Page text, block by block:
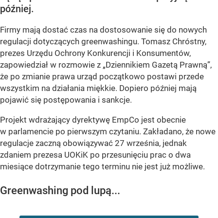
później.
Firmy mają dostać czas na dostosowanie się do nowych
regulacji dotyczących greenwashingu. Tomasz Chróstny,
prezes Urzędu Ochrony Konkurencji i Konsumentów,
zapowiedział w rozmowie z „Dziennikiem Gazetą Prawną”,
że po zmianie prawa urząd początkowo postawi przede
wszystkim na działania miękkie. Dopiero później mają
pojawić się postępowania i sankcje.
Projekt wdrażający dyrektywę EmpCo jest obecnie
w parlamencie po pierwszym czytaniu. Zakładano, że nowe
regulacje zaczną obowiązywać 27 września, jednak
zdaniem prezesa UOKiK po przesunięciu prac o dwa
miesiące dotrzymanie tego terminu nie jest już możliwe.
Greenwashing pod lupą...